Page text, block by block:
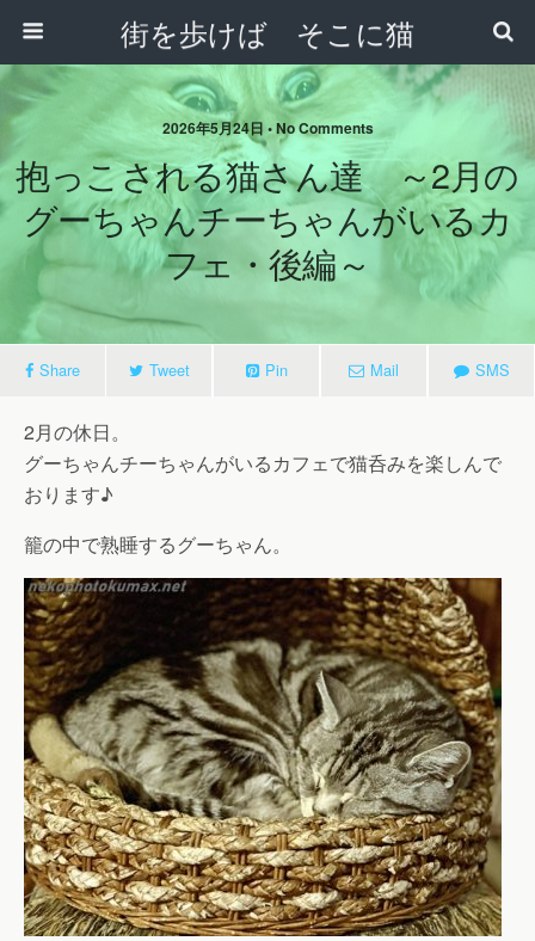
街を歩けば そこに猫
2026年5月24日 • No Comments
抱っこされる猫さん達 ～2月の
グーちゃんチーちゃんがいるカ
フェ・後編～
Share Tweet Pin Mail SMS
2月の休日。
グーちゃんチーちゃんがいるカフェで猫呑みを楽しんで
おります♪
籠の中で熟睡するグーちゃん。